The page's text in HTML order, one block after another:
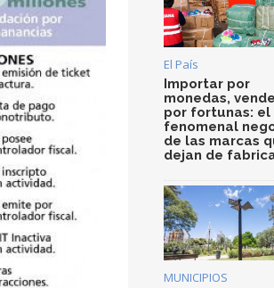
El País
Importar por
monedas,
por fortunas: el
fenomenal
de las marcas
dejan de
MUNICIPIOS